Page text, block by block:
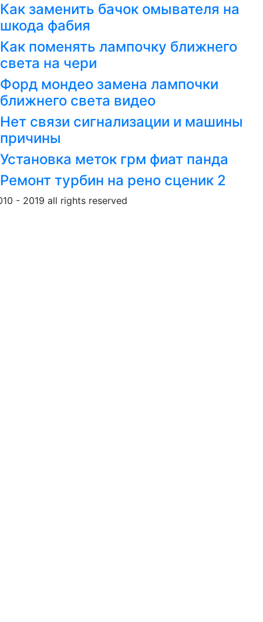
Как заменить бачок омывателя на
шкода фабия
Как поменять лампочку ближнего
света на чери
Форд мондео замена лампочки
ближнего света видео
Нет связи сигнализации и машины
причины
Установка меток грм фиат панда
Ремонт турбин на рено сценик 2
- 2019 all rights reserved